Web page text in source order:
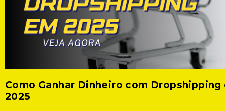
Como Ganhar Dinheiro com Dropshipping
2025